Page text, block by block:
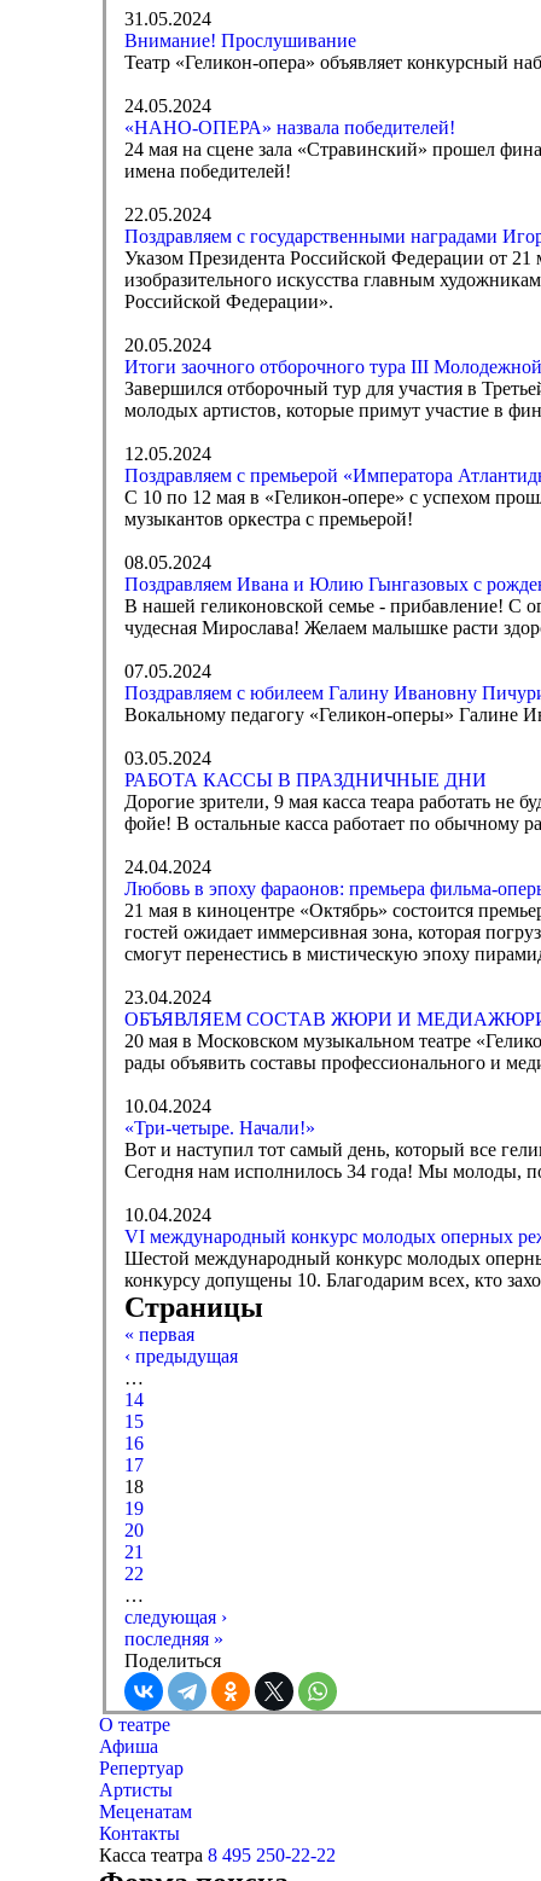
31.05.2024
Внимание! Прослушивание
Театр «Геликон-опера» объявляет конкурсный
24.05.2024
«НАНО-ОПЕРА» назвала победителей!
24 мая на сцене зала «Стравинский» прошел
имена победителей!
22.05.2024
Поздравляем с государственными наградами
Указом Президента Российской Федерации от
изобразительного искусства главным
Российской Федерации».
20.05.2024
Итоги заочного отборочного тура III
Завершился отборочный тур для участия в
молодых артистов, которые примут участие в
12.05.2024
Поздравляем с премьерой «Императора
С 10 по 12 мая в «Геликон-опере» с успехом
музыкантов оркестра с премьерой!
08.05.2024
Поздравляем Ивана и Юлию Гынгазовых с
В нашей геликоновской семье - прибавление! С
чудесная Мирослава! Желаем малышке расти
07.05.2024
Поздравляем с юбилеем Галину Ивановну
Вокальному педагогу «Геликон-оперы» Галине
03.05.2024
РАБОТА КАССЫ В ПРАЗДНИЧНЫЕ ДНИ
Дорогие зрители, 9 мая касса теара работать не
фойе! В остальные касса работает по обычному
24.04.2024
Любовь в эпоху фараонов: премьера фильма-
21 мая в киноцентре «Октябрь» состоится
гостей ожидает иммерсивная зона, которая
смогут перенестись в мистическую эпоху
23.04.2024
ОБЪЯВЛЯЕМ СОСТАВ ЖЮРИ И
20 мая в Московском музыкальном театре
рады объявить составы профессионального и
10.04.2024
«Три-четыре. Начали!»
Вот и наступил тот самый день, который все
Сегодня нам исполнилось 34 года! Мы молоды,
10.04.2024
VI международный конкурс молодых оперных
Шестой международный конкурс молодых
конкурсу допущены 10. Благодарим всех, кто
Страницы
« первая
‹ предыдущая
…
14
15
16
17
18
19
20
21
22
…
следующая ›
последняя »
Поделиться
О театре
Афиша
Репертуар
Артисты
Меценатам
Контакты
Касса театра 8 495 250-22-22